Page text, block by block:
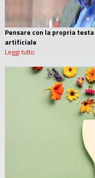
Pensare con la propria
artificiale
Leggi tutto